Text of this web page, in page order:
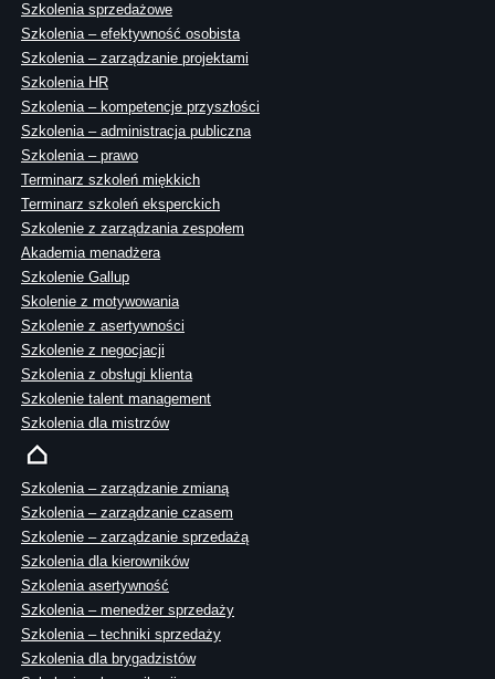
Szkolenia sprzedażowe
Szkolenia – efektywność osobista
Szkolenia – zarządzanie projektami
Szkolenia HR
Szkolenia – kompetencje przyszłości
Szkolenia – administracja publiczna
Szkolenia – prawo
Terminarz szkoleń miękkich
Terminarz szkoleń eksperckich
Szkolenie z zarządzania zespołem
Akademia menadżera
Szkolenie Gallup
Skolenie z motywowania
Szkolenie z asertywności
Szkolenie z negocjacji
Szkolenia z obsługi klienta
Szkolenie talent management
Szkolenia dla mistrzów
Szkolenia – zarządzanie zmianą
Szkolenia – zarządzanie czasem
Szkolenie – zarządzanie sprzedażą
Szkolenia dla kierowników
Szkolenia asertywność
Szkolenia – menedżer sprzedaży
Szkolenia – techniki sprzedaży
Szkolenia dla brygadzistów